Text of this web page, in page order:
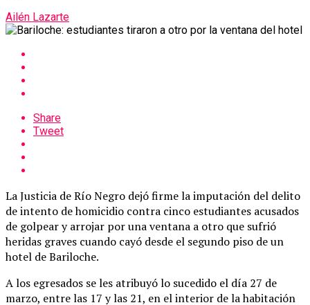
Ailén Lazarte
Share
Tweet
La Justicia de Río Negro dejó firme la imputación del delito
de intento de homicidio contra cinco estudiantes acusados
de golpear y arrojar por una ventana a otro que sufrió
heridas graves cuando cayó desde el segundo piso de un
hotel de Bariloche.
A los egresados se les atribuyó lo sucedido el día 27 de
marzo, entre las 17 y las 21, en el interior de la habitación